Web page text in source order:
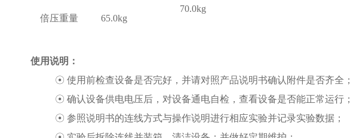
倍压重量 65.0kg
70.0kg
使用说明：
☉ 使用前检查设备是否完好，并请对照产品说明书确认附件是否齐全；
☉ 确认设备供电电压后，对设备通电自检，查看设备是否能正常运行；
☉ 参照说明书的连线方式与操作说明进行相应实验并记录实验数据；